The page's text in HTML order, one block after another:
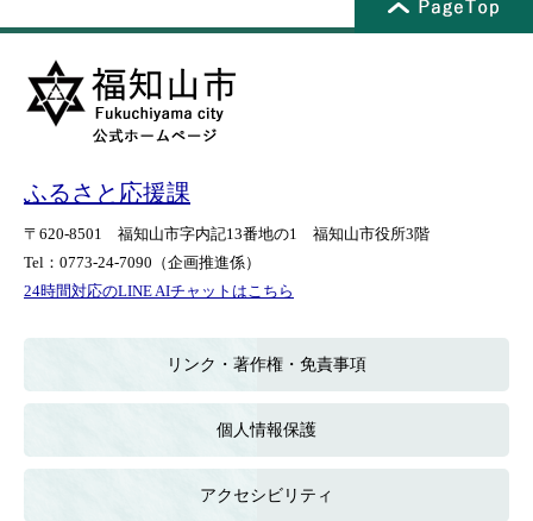
ふるさと応援課
〒620-8501 福知山市字内記13番地の1 福知山市役所3階
Tel：0773-24-7090 （企画推進係）
24時間対応のLINE AIチャットはこちら
外
ン
リンク・著作権・免責事項
個人情報保護
アクセシビリティ